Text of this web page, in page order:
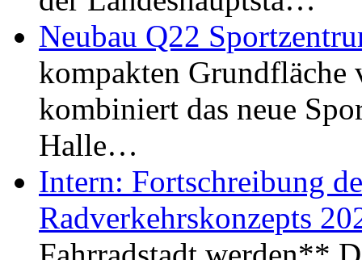
Neubau Q22
kompakten Grundfläche
kombiniert das neue
Halle…
Intern: Fortschreibung
Radverkehrskonzepts